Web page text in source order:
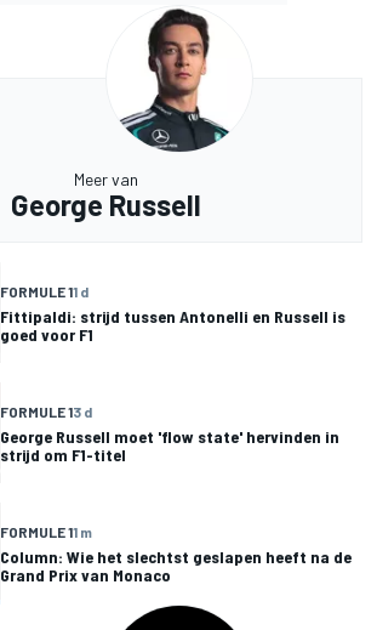
Meer van
George Russell
FORMULE 11 d
Fittipaldi: strijd tussen Antonelli en Russell is
goed voor F1
FORMULE 13 d
George Russell moet 'flow state' hervinden in
strijd om F1-titel
FORMULE 11 m
Column: Wie het slechtst geslapen heeft na de
Grand Prix van Monaco